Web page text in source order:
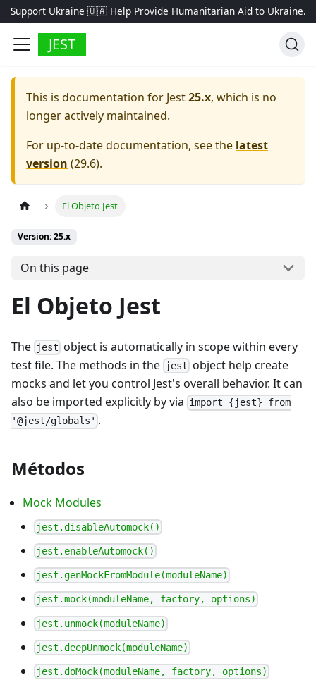
Support Ukraine 🇺🇦 Help Provide Humanitarian Aid to Ukraine.
JEST
This is documentation for Jest25.x, which is no
longer actively maintained.
For up-to-date documentation, see the latest
version (29.6).
El Objeto Jest
Version: 25.x
On this page
El Objeto Jest
The jest object is automatically in scope within every
test file. The methods in the jest object help create
mocks and let you control Jest's overall behavior. It can
also be imported explicitly by via import {jest} from
'@jest/globals' .
Métodos
Mock Modules
jest.disableAutomock()
jest.enableAutomock()
jest.genMockFromModule(moduleName)
jest.mock(moduleName, factory, options)
jest.unmock(moduleName)
jest.deepUnmock(moduleName)
jest.doMock(moduleName, factory, options)